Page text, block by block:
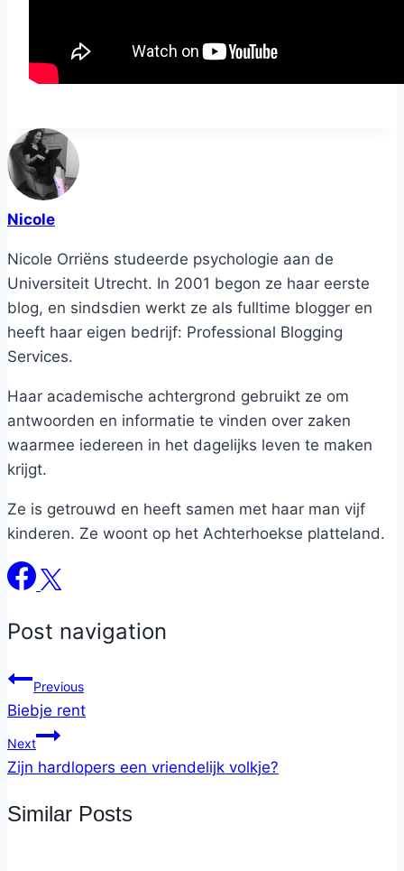
Nicole
Nicole Orriëns studeerde psychologie aan de
Universiteit Utrecht. In 2001 begon ze haar eerste
blog, en sindsdien werkt ze als fulltime blogger en
heeft haar eigen bedrijf: Professional Blogging
Services.
Haar academische achtergrond gebruikt ze om
antwoorden en informatie te vinden over zaken
waarmee iedereen in het dagelijks leven te maken
krijgt.
Ze is getrouwd en heeft samen met haar man vijf
kinderen. Ze woont op het Achterhoekse platteland.
Post navigation
Previous
Biebje rent
Next
Zijn hardlopers een vriendelijk volkje?
Similar Posts